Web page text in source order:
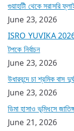
গুয়াহাটী থেকে সরাসরি
June 23, 2026
ISRO YUVIKA 2026-
টপকে নির্বাচন
June 23, 2026
উধারবন্দে চা শ্রমিক বাস
June 23, 2026
ডিমা হাসাও ভূমিধসে
June 21, 2026